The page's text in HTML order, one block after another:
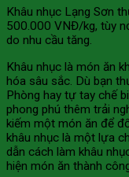
Khâu nhục Lạng Sơn
500.000 VNĐ/kg, tùy
do nhu cầu tăng.
Khâu nhục là món ăn
hóa sâu sắc. Dù bạn
Phòng hay tự tay chế
phong phú thêm trải
kiếm một món ăn để
khâu nhục là một lựa
dẫn cách làm khâu
hiện món ăn thành